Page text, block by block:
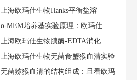
上海欧玛仕生物Hanks平衡盐溶
α‑MEM培养基实验原理：欧玛仕
上海欧玛仕生物胰酶-EDTA消化
上海欧玛仕生物无菌食蟹猴血清实验
无菌猕猴血清的结构组成：且看欧玛